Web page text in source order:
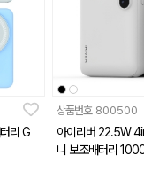
리 G
상품번호 800500
아이리버 22.5W
니 보조배터리